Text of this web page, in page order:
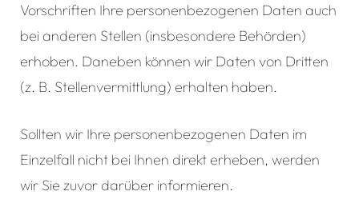
Vorschriften Ihre personenbezogenen Daten auch
bei anderen Stellen (insbesondere Behörden)
erhoben. Daneben können wir Daten von Dritten
(z. B. Stellenvermittlung) erhalten haben.
Sollten wir Ihre personenbezogenen Daten im
Einzelfall nicht bei Ihnen direkt erheben, werden
wir Sie zuvor darüber informieren.